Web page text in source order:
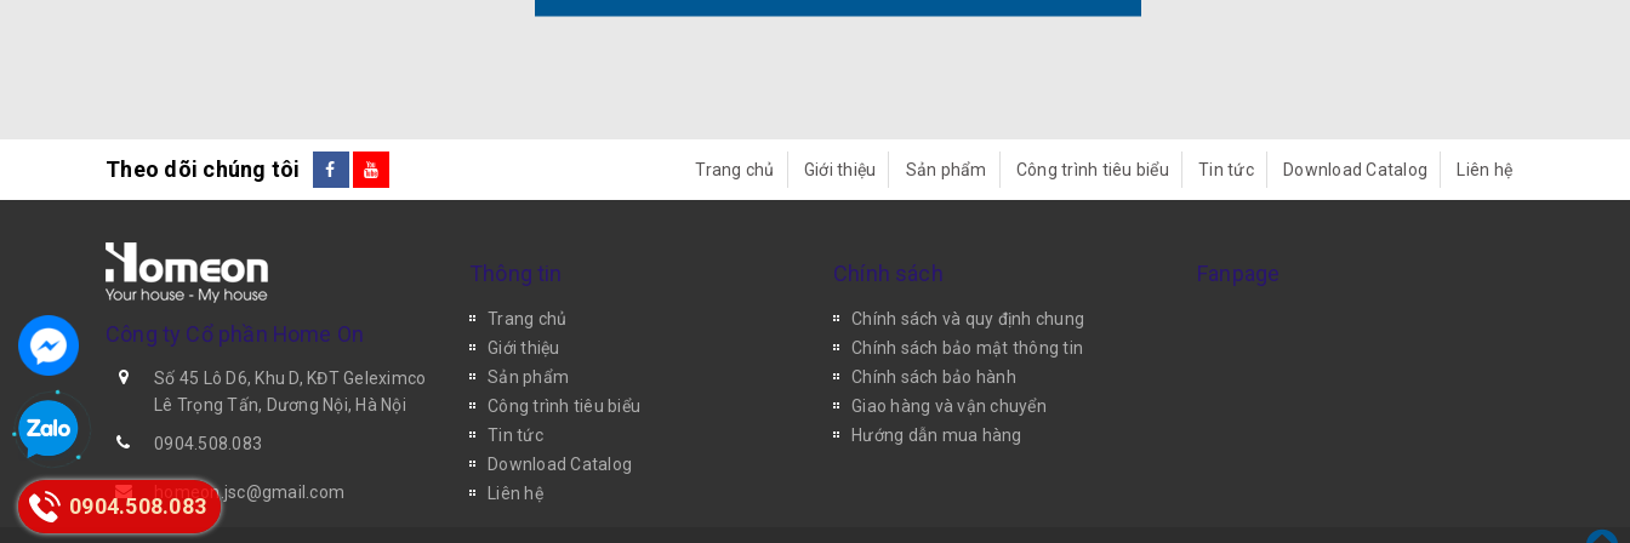
Theo dõi chúng tôi Trang chủ Giới thiệu Sản phẩm Công trình tiêu biểu Tin tức Download Catalog Liên hệ
Công ty Cổ phần Home On
Số 45 Lô D6, Khu D, KĐT Geleximco
Lê Trọng Tấn, Dương Nội, Hà Nội
0904.508.083
homeon.jsc@gmail.com
Thông tin
Trang chủ
Giới thiệu
Sản phẩm
Công trình tiêu biểu
Tin tức
Download Catalog
Liên hệ
Chính sách
Chính sách và quy định chung
Chính sách bảo mật thông tin
Chính sách bảo hành
Giao hàng và vận chuyển
Hướng dẫn mua hàng
Fanpage
0904.508.083